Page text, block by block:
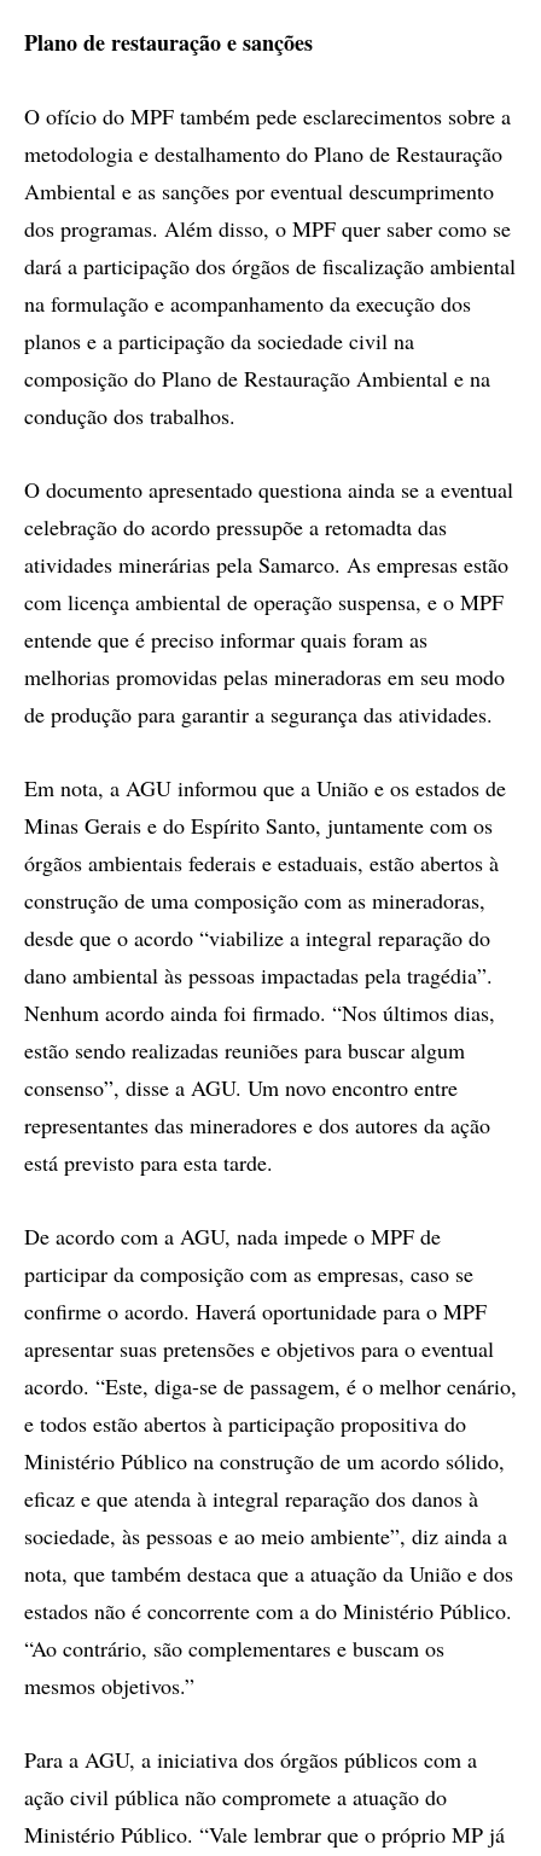
Plano de restauração e sanções
O ofício do MPF também pede esclarecimentos sobre a
metodologia e destalhamento do Plano de Restauração
Ambiental e as sanções por eventual descumprimento
dos programas. Além disso, o MPF quer saber como se
dará a participação dos órgãos de fiscalização ambiental
na formulação e acompanhamento da execução dos
planos e a participação da sociedade civil na
composição do Plano de Restauração Ambiental e na
condução dos trabalhos.
O documento apresentado questiona ainda se a eventual
celebração do acordo pressupõe a retomadta das
atividades minerárias pela Samarco. As empresas estão
com licença ambiental de operação suspensa, e o MPF
entende que é preciso informar quais foram as
melhorias promovidas pelas mineradoras em seu modo
de produção para garantir a segurança das atividades.
Em nota, a AGU informou que a União e os estados de
Minas Gerais e do Espírito Santo, juntamente com os
órgãos ambientais federais e estaduais, estão abertos à
construção de uma composição com as mineradoras,
desde que o acordo “viabilize a integral reparação do
dano ambiental às pessoas impactadas pela tragédia”.
Nenhum acordo ainda foi firmado. “Nos últimos dias,
estão sendo realizadas reuniões para buscar algum
consenso”, disse a AGU. Um novo encontro entre
representantes das mineradores e dos autores da ação
está previsto para esta tarde.
De acordo com a AGU, nada impede o MPF de
participar da composição com as empresas, caso se
confirme o acordo. Haverá oportunidade para o MPF
apresentar suas pretensões e objetivos para o eventual
acordo. “Este, diga-se de passagem, é o melhor cenário,
e todos estão abertos à participação propositiva do
Ministério Público na construção de um acordo sólido,
eficaz e que atenda à integral reparação dos danos à
sociedade, às pessoas e ao meio ambiente”, diz ainda a
nota, que também destaca que a atuação da União e dos
estados não é concorrente com a do Ministério Público.
“Ao contrário, são complementares e buscam os
mesmos objetivos.”
Para a AGU, a iniciativa dos órgãos públicos com a
ação civil pública não compromete a atuação do
Ministério Público. “Vale lembrar que o próprio MP já